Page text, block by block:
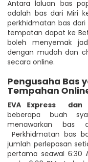
Antara laluan bas
adalah bas dari Miri
perkhidmatan bas dari
tempatan dapat ke
boleh menyemak
dengan mudah dan
secara online.
Pengusaha Bas
Tempahan
EVA Express dan
beberapa buah
menawarkan bas
Perkhidmatan bas
jumlah perlepasan
pertama seawal 6:30